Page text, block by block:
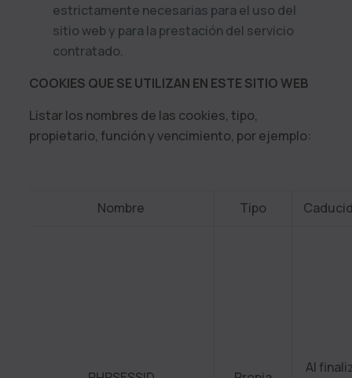
estrictamente necesarias para el uso del
sitio web y para la prestación del servicio
contratado.
COOKIES QUE SE UTILIZAN EN ESTE SITIO WEB
Listar los nombres de las cookies, tipo,
propietario, función y vencimiento, por ejemplo:
Nombre Tipo
Al